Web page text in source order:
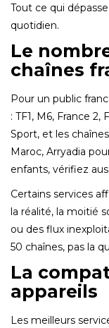
Tout ce qui
quotidien.
Le
chaînes
Pour un public
: TF1, M6, France 2,
Sport, et les
Maroc, Arryadia
enfants, vérifiez
Certains services
la réalité, la moitié
ou des flux
50 chaînes, pas la
La
appareils
Les meilleurs